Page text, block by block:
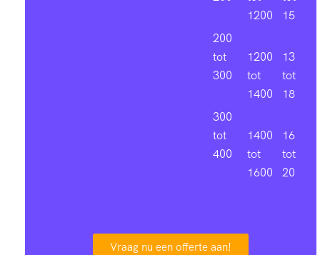
200
tot
300
300
tot
400
1200
1200
tot
1400
1400
tot
1600
15
13
tot
18
16
tot
20
Vraag nu een offerte aan!